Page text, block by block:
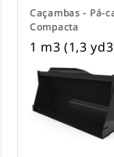
Caçambas - Pá-
Compacta
1 m3 (1,3